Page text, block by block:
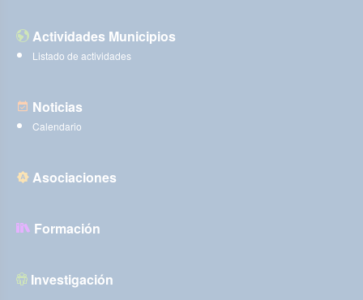
Actividades Municipios
Listado de actividades
Noticias
Calendario
Asociaciones
Formación
Investigación